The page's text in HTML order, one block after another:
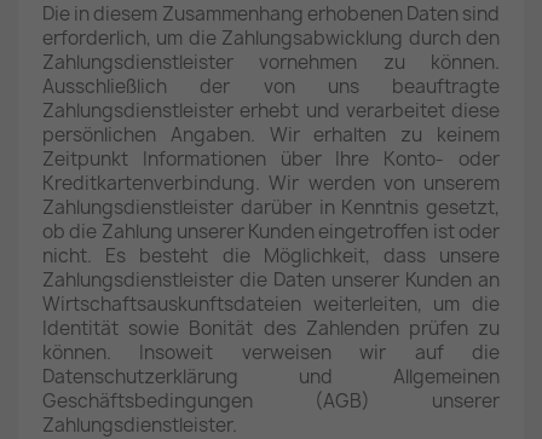
Die in diesem Zusammenhang erhobenen Daten sind
erforderlich, um die Zahlungsabwicklung durch den
Zahlungsdienstleister vornehmen zu können.
Ausschließlich der von uns beauftragte
Zahlungsdienstleister erhebt und verarbeitet diese
persönlichen Angaben. Wir erhalten zu keinem
Zeitpunkt Informationen über Ihre Konto- oder
Kreditkartenverbindung. Wir werden von unserem
Zahlungsdienstleister darüber in Kenntnis gesetzt,
ob die Zahlung unserer Kunden eingetroffen ist oder
nicht. Es besteht die Möglichkeit, dass unsere
Zahlungsdienstleister die Daten unserer Kunden an
Wirtschaftsauskunftsdateien weiterleiten, um die
Identität sowie Bonität des Zahlenden prüfen zu
können. Insoweit verweisen wir auf die
Datenschutzerklärung und Allgemeinen
Geschäftsbedingungen (AGB) unserer
Zahlungsdienstleister.